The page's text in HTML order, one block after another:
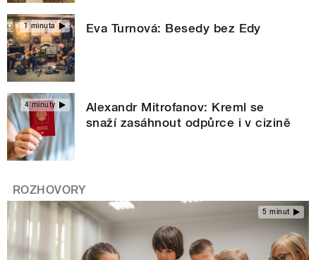
1 minuta Eva Turnová: Besedy bez Edy
4 minuty
Alexandr Mitrofanov: Kreml se
snaží zasáhnout odpůrce i v cizině
ROZHOVORY
5 minut